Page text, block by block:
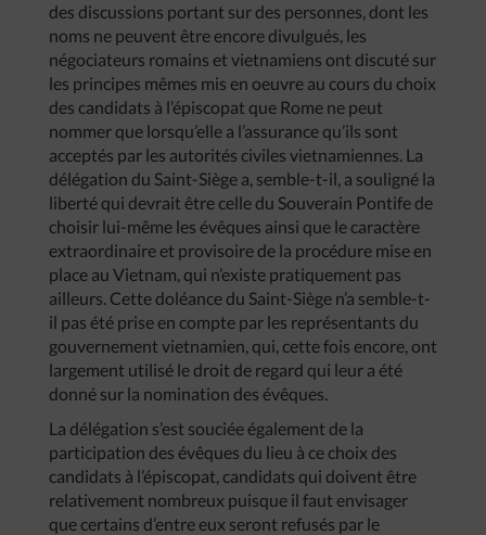
des discussions portant sur des personnes, dont les
noms ne peuvent être encore divulgués, les
négociateurs romains et vietnamiens ont discuté sur
les principes mêmes mis en oeuvre au cours du choix
des candidats à l’épiscopat que Rome ne peut
nommer que lorsqu’elle a l’assurance qu’ils sont
acceptés par les autorités civiles vietnamiennes. La
délégation du Saint-Siège a, semble-t-il, a souligné la
liberté qui devrait être celle du Souverain Pontife de
choisir lui-même les évêques ainsi que le caractère
extraordinaire et provisoire de la procédure mise en
place au Vietnam, qui n’existe pratiquement pas
ailleurs. Cette doléance du Saint-Siège n’a semble-t-
il pas été prise en compte par les représentants du
gouvernement vietnamien, qui, cette fois encore, ont
largement utilisé le droit de regard qui leur a été
donné sur la nomination des évêques.
La délégation s’est souciée également de la
participation des évêques du lieu à ce choix des
candidats à l’épiscopat, candidats qui doivent être
relativement nombreux puisque il faut envisager
que certains d’entre eux seront refusés par le